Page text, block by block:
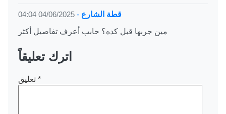
قطة الشارع -
04/06/2025 04:04
مين جربها قبل كده؟ حابب أعرف تفاصيل أكثر
اترك تعليقاً
*